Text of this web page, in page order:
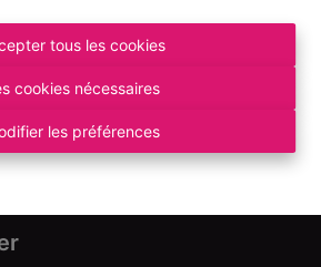
tous les cookies
cookies nécessaires
les préférences
B – 1000 Bruxelles. Sous
de l\'agent immobilier
-Conditions